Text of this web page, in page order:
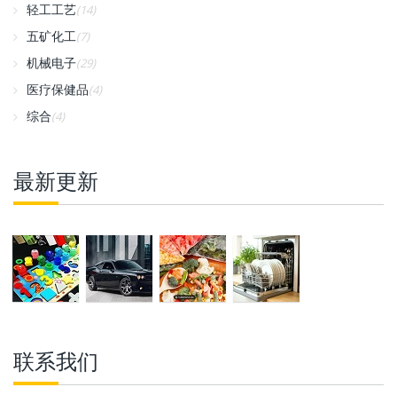
轻工工艺(14)
五矿化工(7)
机械电子(29)
医疗保健品(4)
综合(4)
最新更新
联系我们